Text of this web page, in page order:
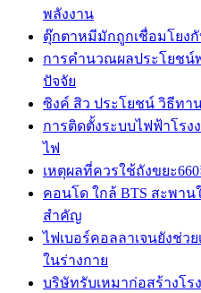
พลังงาน
ตุ๊กตาหมีมักถูกเชื่อมโยง
การคำนวณผลประโยชน์
ปัจจัย
ซิงค์ สิว ประโยชน์ วิธีทา
การติดตั้งระบบไฟฟ้าโรง
ไฟ
เหตุผลที่ควรใช้ถังขยะ
คอนโด ใกล้ BTS สะพา
สำคัญ
ไฟเบอร์คอลลาเจนยังช่ว
ในร่างกาย
บริษัทรับเหมาก่อสร้างโ